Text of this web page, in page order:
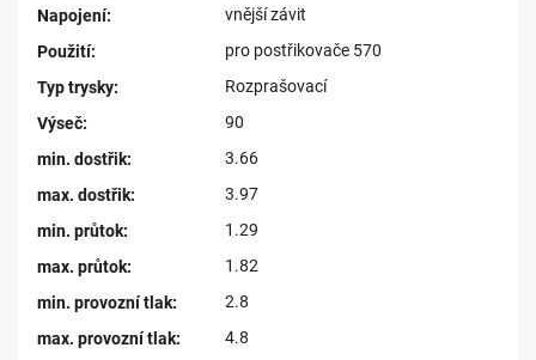
Napojení:
vnější závit
Použití:
pro postřikovače 570
Typ trysky:
Rozprašovací
Výseč:
90
min. dostřik:
3.66
max. dostřik:
3.97
min. průtok:
1.29
max. průtok:
1.82
min. provozní tlak:
2.8
max. provozní tlak: 4.8